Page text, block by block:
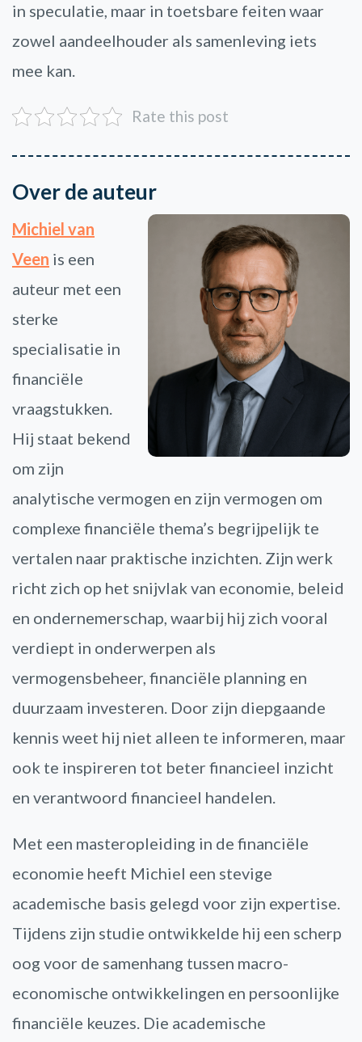
in speculatie, maar in toetsbare feiten waar
zowel aandeelhouder als samenleving iets
mee kan.
Rate this post
Over de auteur
Michiel van
Veen is een
auteur met een
sterke
specialisatie in
financiële
vraagstukken.
Hij staat bekend
om zijn
analytische vermogen en zijn vermogen om
complexe financiële thema’s begrijpelijk te
vertalen naar praktische inzichten. Zijn werk
richt zich op het snijvlak van economie, beleid
en ondernemerschap, waarbij hij zich vooral
verdiept in onderwerpen als
vermogensbeheer, financiële planning en
duurzaam investeren. Door zijn diepgaande
kennis weet hij niet alleen te informeren, maar
ook te inspireren tot beter financieel inzicht
en verantwoord financieel handelen.
Met een masteropleiding in de financiële
economie heeft Michiel een stevige
academische basis gelegd voor zijn expertise.
Tijdens zijn studie ontwikkelde hij een scherp
oog voor de samenhang tussen macro-
economische ontwikkelingen en persoonlijke
financiële keuzes. Die academische